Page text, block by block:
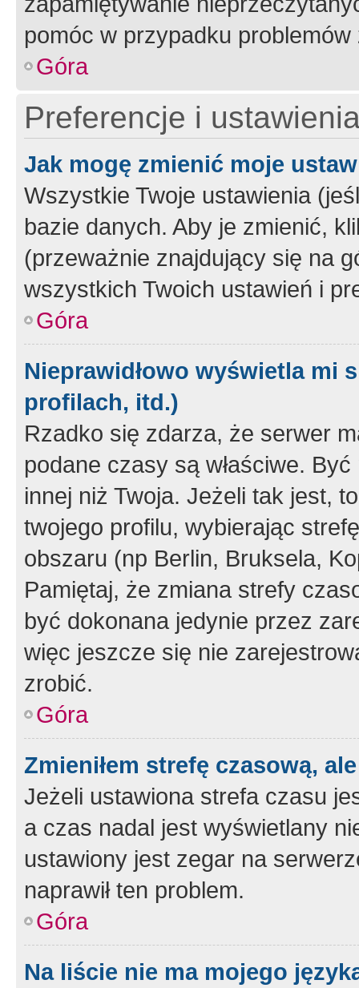
pomóc w przypadku
Góra
Preferencje i
Jak mogę zmienić moje
Wszystkie Twoje ustawienia
bazie danych. Aby je zmienić,
(przeważnie znajdujący się na
wszystkich Twoich ustawień i
Góra
Nieprawidłowo wyświetla mi
profilach, itd.)
Rzadko się zdarza, że serwer
podane czasy są właściwe.
innej niż Twoja. Jeżeli tak jest,
twojego profilu, wybierając
obszaru (np Berlin, Bruksela,
Pamiętaj, że zmiana strefy
być dokonana jedynie przez
więc jeszcze się nie
zrobić.
Góra
Zmieniłem strefę czasową,
Jeżeli ustawiona strefa czasu
a czas nadal jest wyświetlany
ustawiony jest zegar na
naprawił ten problem.
Góra
Na liście nie ma mojego